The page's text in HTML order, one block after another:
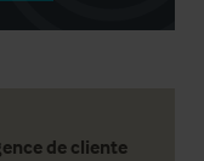
de cliente